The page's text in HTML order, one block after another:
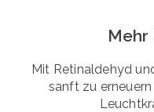
Mit Retinaldehyd
sanft zu